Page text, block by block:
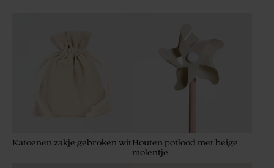
Katoenen zakje gebroken witHouten potlood met beige
molentje